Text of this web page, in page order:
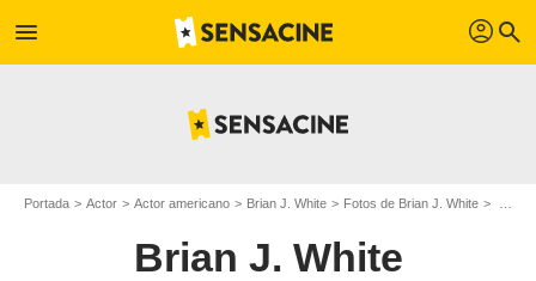
menu profil search
Portada Actor Actor americano Brian J. White Fotos de Brian J. White
Brian J. White